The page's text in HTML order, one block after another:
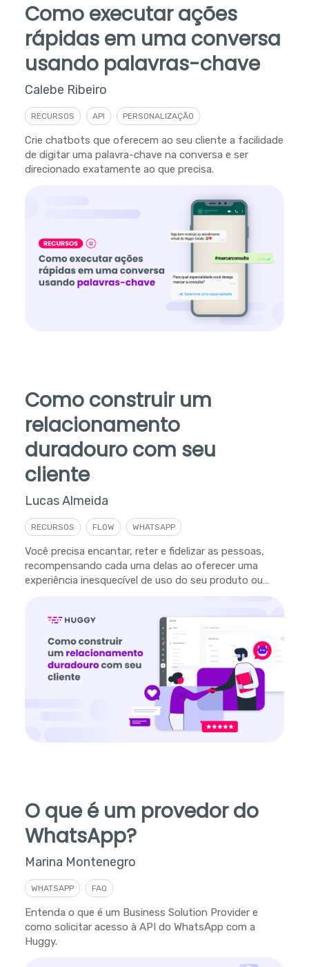
Como executar ações
rápidas em uma conversa
usando palavras-chave
Calebe Ribeiro
RECURSOS API PERSONALIZAÇÃO
Crie chatbots que oferecem ao seu cliente a facilidade
de digitar uma palavra-chave na conversa e ser
direcionado exatamente ao que precisa.
Como construir um
relacionamento
duradouro com seu
cliente
Lucas Almeida
RECURSOS FLOW WHATSAPP
Você precisa encantar, reter e fidelizar as pessoas,
recompensando cada uma delas ao oferecer uma
experiência inesquecível de uso do seu produto ou
O que é um provedor do
WhatsApp?
Marina Montenegro
WHATSAPP FAQ
Entenda o que é um Business Solution Provider e
como solicitar acesso à API do WhatsApp com a
Huggy.